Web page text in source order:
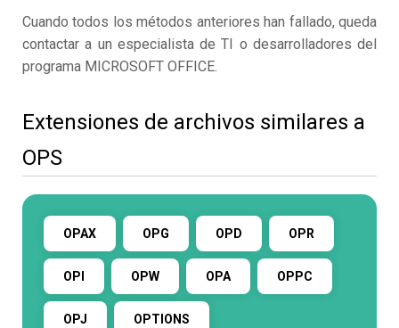
Cuando todos los métodos anteriores han fallado, queda
contactar a un especialista de TI o desarrolladores del
programa MICROSOFT OFFICE.
Extensiones de archivos similares a
OPS
OPAX OPG OPD OPR
OPI OPW OPA OPPC
OPJ OPTIONS